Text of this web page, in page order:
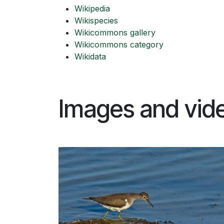
Wikipedia
Wikispecies
Wikicommons gallery
Wikicommons category
Wikidata
Images and